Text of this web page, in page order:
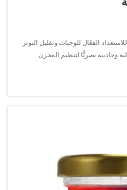
الفعّال للوجبات وتقليل التوتر
وجاذبية بصريًّا لتنظيم المخزن
المكونات المختلفة والمواد...